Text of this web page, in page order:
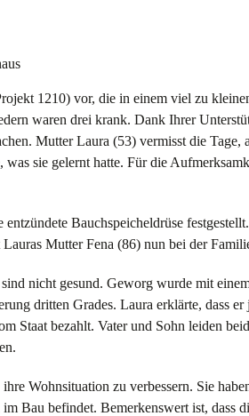
1210) vor, die in einem viel zu
waren drei krank. Dank Ihrer
Mutter Laura (53) vermisst die Tage,
sie gelernt hatte. Für die
Bauchspeicheldrüse
Mutter Fena (86) nun bei der
nicht gesund. Geworg wurde mit
dritten Grades. Laura erklärte, dass
Staat bezahlt. Vater und Sohn leiden
Wohnsituation zu verbessern. Sie
Bau befindet. Bemerkenswert ist, dass